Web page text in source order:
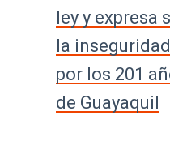
ley y expresa
la
por los 201
de Guayaquil